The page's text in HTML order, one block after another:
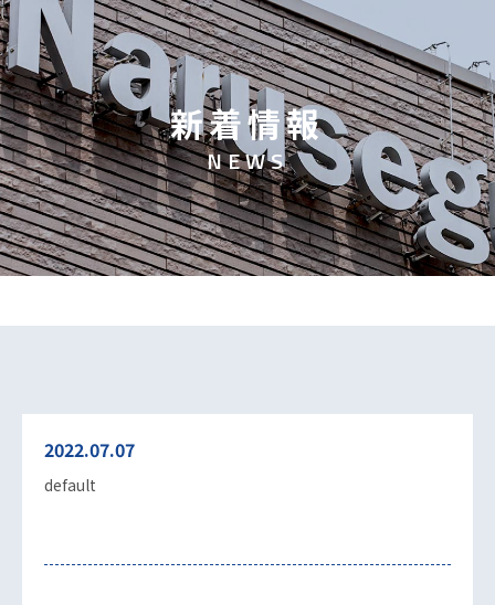
新着情報
NEWS
2022.07.07
default